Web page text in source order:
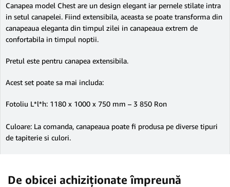
Canapea model Chest are un design elegant iar pernele stilate intra
in setul canapelei. Fiind extensibila, aceasta se poate transforma din
canapeaua eleganta din timpul zilei in canapeaua extrem de
confortabila in timpul noptii.
Pretul este pentru canapea extensibila.
Acest set poate sa mai includa:
Fotoliu L*l*h: 1180 x 1000 x 750 mm – 3 850 Ron
Culoare: La comanda, canapeaua poate fi produsa pe diverse tipuri
de tapiterie si culori.
De obicei achiziționate împreună